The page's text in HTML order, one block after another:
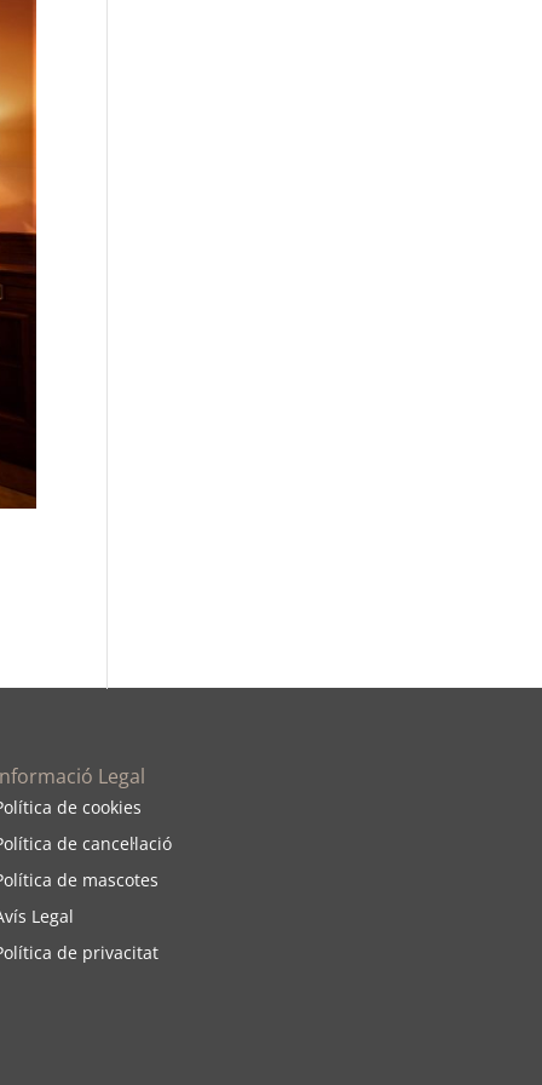
Legal
de cookies
de cancel·lació
de mascotes
Legal
tica de privacitat